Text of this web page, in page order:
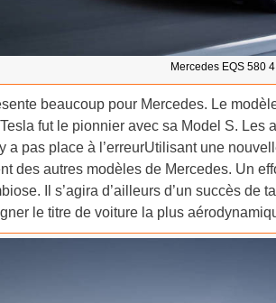
Mercedes EQS 580
beaucoup pour Mercedes. Le
fut le pionnier avec sa Model S.
a pas place à l’erreurUtilisant une
des autres modèles de Mercedes. Un
Il s’agira d’ailleurs d’un succès
le titre de voiture la plus